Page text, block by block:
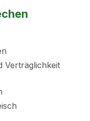
Verträglichkeit